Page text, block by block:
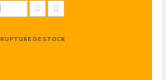
RUPTURE DE STOCK